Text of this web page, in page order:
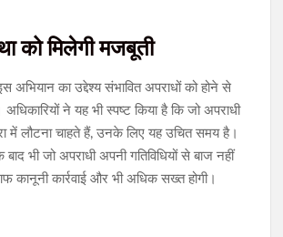
को मिलेगी मजबूती
अभियान का उद्देश्य संभावित अपराधों को होने से
अधिकारियों ने यह भी स्पष्ट किया है कि जो अपराधी
में लौटना चाहते हैं, उनके लिए यह उचित समय है।
बाद भी जो अपराधी अपनी गतिविधियों से बाज नहीं
कार्रवाई और भी अधिक सख्त होगी।